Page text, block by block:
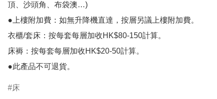
頂、沙頭角、布袋澳…)
●上樓附加費：如無升降機直達，按層另議上樓附加費。
衣櫃/套床：按每套每層加收HK$80-150計算。
床褥：按每套每層加收HK$20-50計算。
●此產品不可退貨。
床